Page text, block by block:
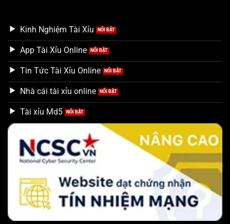
Kinh Nghiệm Tài Xỉu
App Tài Xỉu Online
Tin Tức Tài Xỉu Online
Nhà cái tài xỉu online
Tài xỉu Md5